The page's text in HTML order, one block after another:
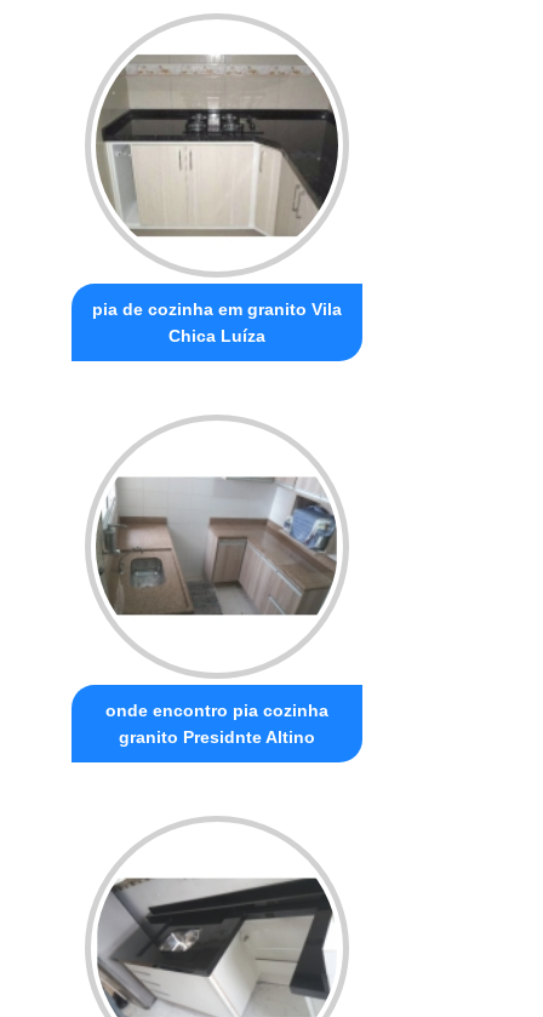
pia de cozinha em granito Vila
Chica Luíza
onde encontro pia cozinha
granito Presidnte Altino